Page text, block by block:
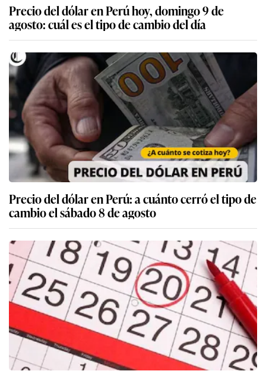
Precio del dólar en Perú hoy, domingo 9 de
agosto: cuál es el tipo de cambio del día
Precio del dólar en Perú: a cuánto cerró el tipo de
cambio el sábado 8 de agosto